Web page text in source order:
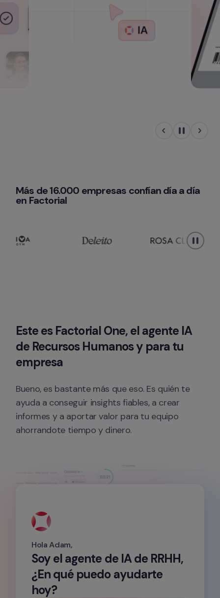
Más de 16.000 empresas confían día a día
en Factorial
Este es Factorial One, el agente IA
de Recursos Humanos y para tu
empresa
Bueno, es bastante más que eso. Es quién te
ayuda a conseguir insights fiables, a crear
informes y a aportar valor para tu equipo
ahorrandote tiempo y dinero.
Hola Adam,
Soy el agente de IA de RRHH,
¿En qué puedo ayudarte
hoy?